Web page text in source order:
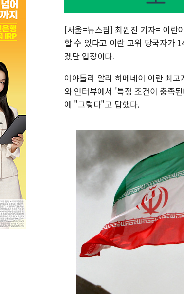
[서울=뉴스핌] 최원진 기자= 이란
할 수 있다고 이란 고위 당국자가
겠단 입장이다.
아야톨라 알리 하메네이 이란 최
와 인터뷰에서 '특정 조건이 충족
에 "그렇다"고 답했다.